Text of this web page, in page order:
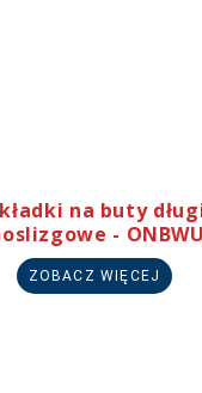
na buty
-
ZOBACZ WIĘCEJ